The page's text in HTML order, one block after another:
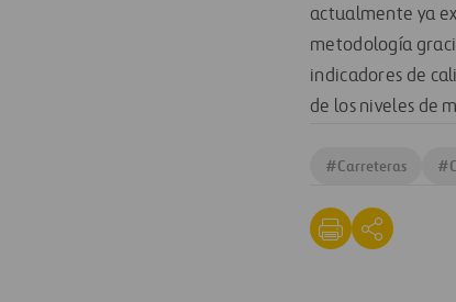
actualmente ya
metodología
indicadores de
de los niveles de
#Carreteras #